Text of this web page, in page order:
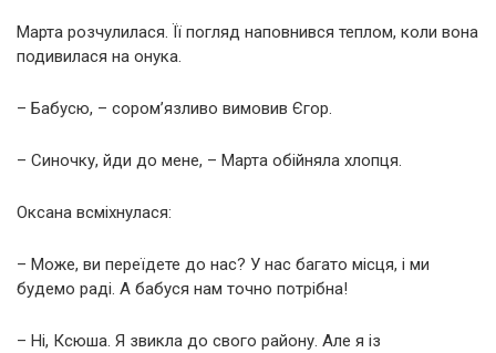
Марта розчулилася. Її погляд наповнився теплом, коли вона
подивилася на онука.
– Бабусю, – сором’язливо вимовив Єгор.
– Синочку, йди до мене, – Марта обійняла хлопця.
Оксана всміхнулася:
– Може, ви переїдете до нас? У нас багато місця, і ми
будемо раді. А бабуся нам точно потрібна!
– Ні, Ксюша. Я звикла до свого району. Але я із